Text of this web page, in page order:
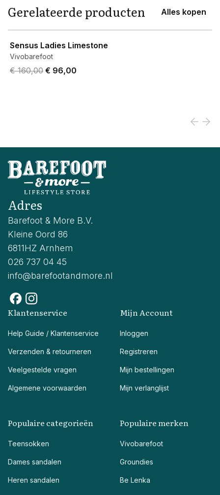
Gerelateerde producten Alles kopen
Sensus Ladies Limestone
Vivobarefoot
Original price was € 160,00.
€ 160,00 Current price is € 96,00.
€ 96,00
Adres
Barefoot & More B.V.
Kleine Oord 86
6811HZ Arnhem
026 737 04 45
info@barefootandmore.nl
Klantenservice
Help Guide / Klantenservice
Verzenden & retourneren
Veelgestelde vragen
Algemene voorwaarden
Mijn Account
Inloggen
Registreren
Mijn bestellingen
Mijn verlanglijst
Populaire categorieën
Teensokken
Dames sandalen
Heren sandalen
Populaire merken
Vivobarefoot
Groundies
Be Lenka